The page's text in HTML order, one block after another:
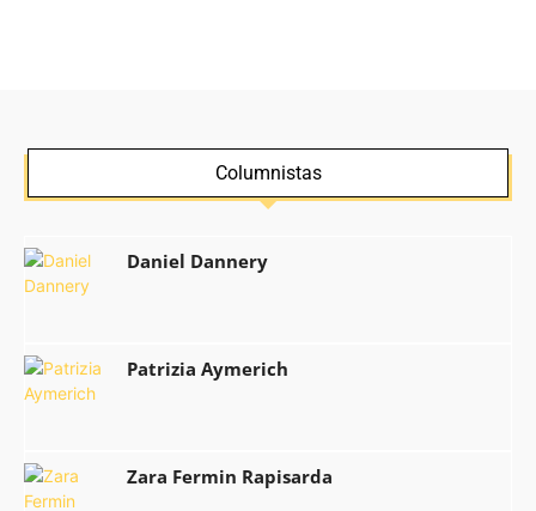
Columnistas
Daniel Dannery
Patrizia Aymerich
Zara Fermin Rapisarda